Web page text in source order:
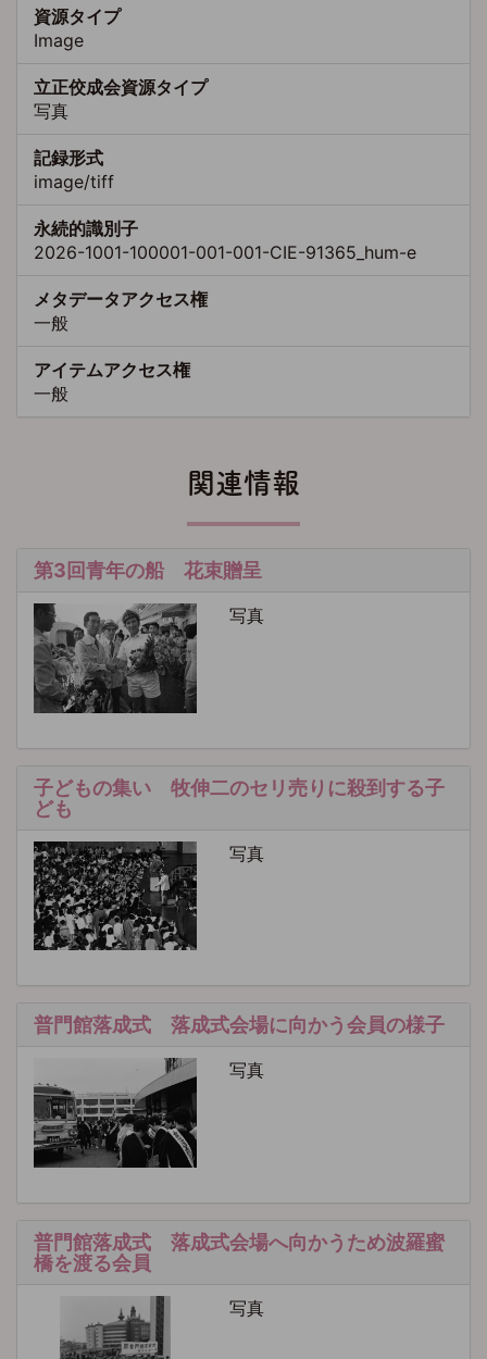
資源タイプ
Image
立正佼成会資源タイプ
写真
記録形式
image/tiff
永続的識別子
2026-1001-100001-001-001-CIE-91365_hum-e
メタデータアクセス権
一般
アイテムアクセス権
一般
関連情報
第3回青年の船 花束贈呈
写真
子どもの集い 牧伸二のセリ売りに殺到する子
ども
写真
普門館落成式 落成式会場に向かう会員の様子
写真
普門館落成式 落成式会場へ向かうため波羅蜜
橋を渡る会員
写真